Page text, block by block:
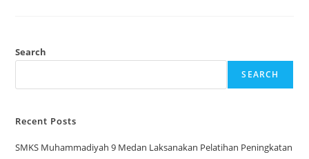
Emas
Koni
Search
SEARCH
Recent Posts
SMKS Muhammadiyah 9 Medan Laksanakan Pelatihan Peningkatan